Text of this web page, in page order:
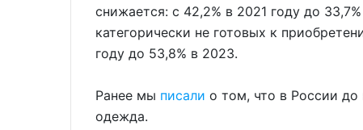
снижается: с 42,2% в 2021 году до
категорически не готовых к
году до 53,8% в 2023.
Ранее мы писали о том, что в России
одежда.